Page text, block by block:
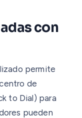
con
permite
de
to Dial) para
pueden